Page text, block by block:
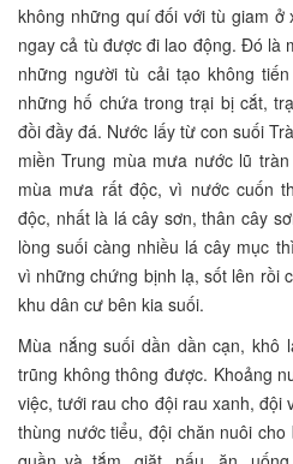
không những quí đối với tù giam ở
ngay cả tù được đi lao động. Đó là
những người tù cải tạo không
những hố chứa trong trại bị cắt,
đồi đầy đá. Nước lấy từ con suối
miền Trung mùa mưa nước lũ
mùa mưa rất độc, vì nước cuốn
độc, nhất là lá cây sơn, thân cây
lòng suối càng nhiều lá cây mục
vì những chứng bịnh lạ, sốt lên rồi
khu dân cư bên kia suối.
Mùa nắng suối dần dần cạn,
trũng không thông được. Khoảng
việc, tưới rau cho đội rau xanh, đội
thùng nước tiểu, đội chăn nuôi